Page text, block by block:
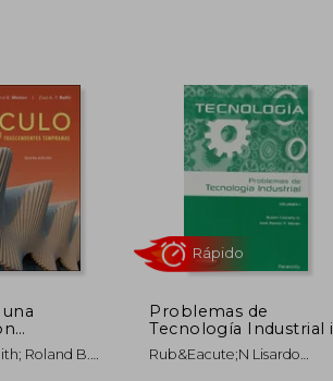
Roland B.
Problemas de
Tecnología Industrial i
Rub&Eacute;N Lisardo